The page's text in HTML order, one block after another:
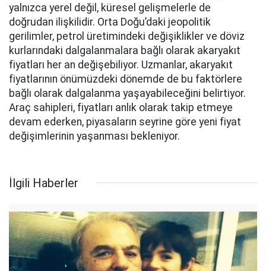
yalnızca yerel değil, küresel gelişmelerle de
doğrudan ilişkilidir. Orta Doğu’daki jeopolitik
gerilimler, petrol üretimindeki değişiklikler ve döviz
kurlarındaki dalgalanmalara bağlı olarak akaryakıt
fiyatları her an değişebiliyor. Uzmanlar, akaryakıt
fiyatlarının önümüzdeki dönemde de bu faktörlere
bağlı olarak dalgalanma yaşayabileceğini belirtiyor.
Araç sahipleri, fiyatları anlık olarak takip etmeye
devam ederken, piyasaların seyrine göre yeni fiyat
değişimlerinin yaşanması bekleniyor.
İlgili Haberler